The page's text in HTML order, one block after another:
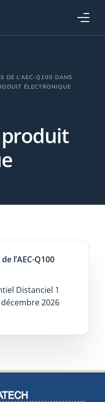
DE L’AEC-Q100 DANS
ÉLECTRONIQUE
l’AEC-Q100
Distanciel 1
2026